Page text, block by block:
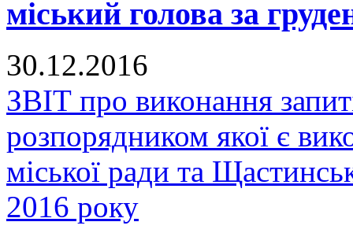
міський голова за
30.12.2016
ЗВІТ про виконання
розпорядником якої є
міської ради та
2016 року